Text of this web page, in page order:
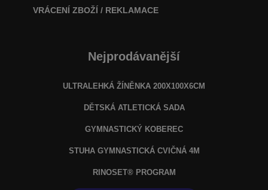
VRÁCENÍ ZBOŽÍ / REKLAMACE
Nejprodávanější
ULTRALEHKÁ ŽÍNĚNKA 200X100X6CM
DĚTSKÁ ATLETICKÁ SADA
GYMNASTICKÝ KOBEREC
STUHA GYMNASTICKÁ CVIČNÁ 4M
RINOSET® PROGRAM